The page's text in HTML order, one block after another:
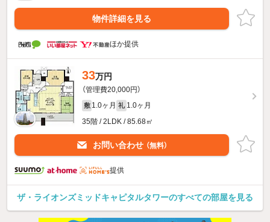
物件詳細を見る
ほか提供
33万円
（管理費20,000円）
敷 1.0ヶ月 礼 1.0ヶ月
35階 / 2LDK / 85.68㎡
お問い合わせ （無料）
提供
ザ・ライオンズミッドキャピタルタワーのすべての部屋を見る